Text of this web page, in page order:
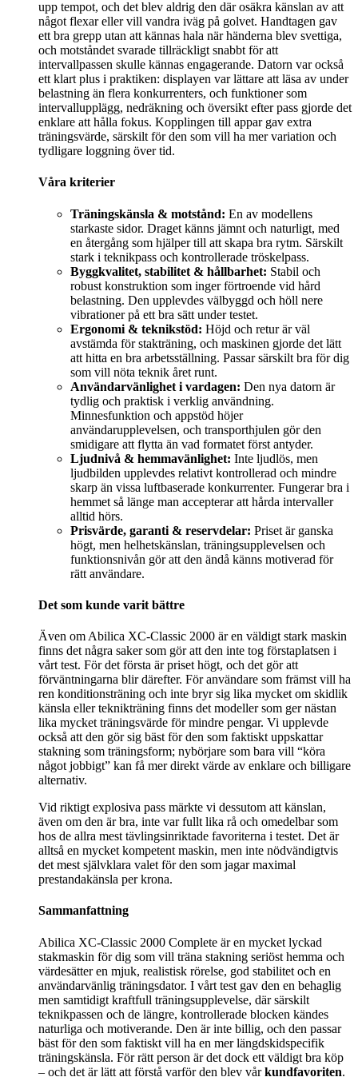
upp tempot, och det blev aldrig den där osäkra känslan av att
något flexar eller vill vandra iväg på golvet. Handtagen gav
ett bra grepp utan att kännas hala när händerna blev svettiga,
och motståndet svarade tillräckligt snabbt för att
intervallpassen skulle kännas engagerande. Datorn var också
ett klart plus i praktiken: displayen var lättare att läsa av under
belastning än flera konkurrenters, och funktioner som
intervallupplägg, nedräkning och översikt efter pass gjorde det
enklare att hålla fokus. Kopplingen till appar gav extra
träningsvärde, särskilt för den som vill ha mer variation och
tydligare loggning över tid.
Våra kriterier
Träningskänsla & motstånd: En av modellens
starkaste sidor. Draget känns jämnt och naturligt, med
en återgång som hjälper till att skapa bra rytm. Särskilt
stark i teknikpass och kontrollerade tröskelpass.
Byggkvalitet, stabilitet & hållbarhet: Stabil och
robust konstruktion som inger förtroende vid hård
belastning. Den upplevdes välbyggd och höll nere
vibrationer på ett bra sätt under testet.
Ergonomi & teknikstöd: Höjd och retur är väl
avstämda för stakträning, och maskinen gjorde det lätt
att hitta en bra arbetsställning. Passar särskilt bra för dig
som vill nöta teknik året runt.
Användarvänlighet i vardagen: Den nya datorn är
tydlig och praktisk i verklig användning.
Minnesfunktion och appstöd höjer
användarupplevelsen, och transporthjulen gör den
smidigare att flytta än vad formatet först antyder.
Ljudnivå & hemmavänlighet: Inte ljudlös, men
ljudbilden upplevdes relativt kontrollerad och mindre
skarp än vissa luftbaserade konkurrenter. Fungerar bra i
hemmet så länge man accepterar att hårda intervaller
alltid hörs.
Prisvärde, garanti & reservdelar: Priset är ganska
högt, men helhetskänslan, träningsupplevelsen och
funktionsnivån gör att den ändå känns motiverad för
rätt användare.
Det som kunde varit bättre
Även om Abilica XC-Classic 2000 är en väldigt stark maskin
finns det några saker som gör att den inte tog förstaplatsen i
vårt test. För det första är priset högt, och det gör att
förväntningarna blir därefter. För användare som främst vill ha
ren konditionsträning och inte bryr sig lika mycket om skidlik
känsla eller teknikträning finns det modeller som ger nästan
lika mycket träningsvärde för mindre pengar. Vi upplevde
också att den gör sig bäst för den som faktiskt uppskattar
stakning som träningsform; nybörjare som bara vill “köra
något jobbigt” kan få mer direkt värde av enklare och billigare
alternativ.
Vid riktigt explosiva pass märkte vi dessutom att känslan,
även om den är bra, inte var fullt lika rå och omedelbar som
hos de allra mest tävlingsinriktade favoriterna i testet. Det är
alltså en mycket kompetent maskin, men inte nödvändigtvis
det mest självklara valet för den som jagar maximal
prestandakänsla per krona.
Sammanfattning
Abilica XC-Classic 2000 Complete är en mycket lyckad
stakmaskin för dig som vill träna stakning seriöst hemma och
värdesätter en mjuk, realistisk rörelse, god stabilitet och en
användarvänlig träningsdator. I vårt test gav den en behaglig
men samtidigt kraftfull träningsupplevelse, där särskilt
teknikpassen och de längre, kontrollerade blocken kändes
naturliga och motiverande. Den är inte billig, och den passar
bäst för den som faktiskt vill ha en mer längdskidspecifik
träningskänsla. För rätt person är det dock ett väldigt bra köp
– och det är lätt att förstå varför den blev vårkundfavoriten.